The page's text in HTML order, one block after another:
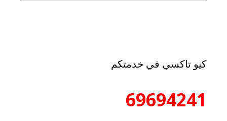
كيو تاكسي في خدمتكم
69694241